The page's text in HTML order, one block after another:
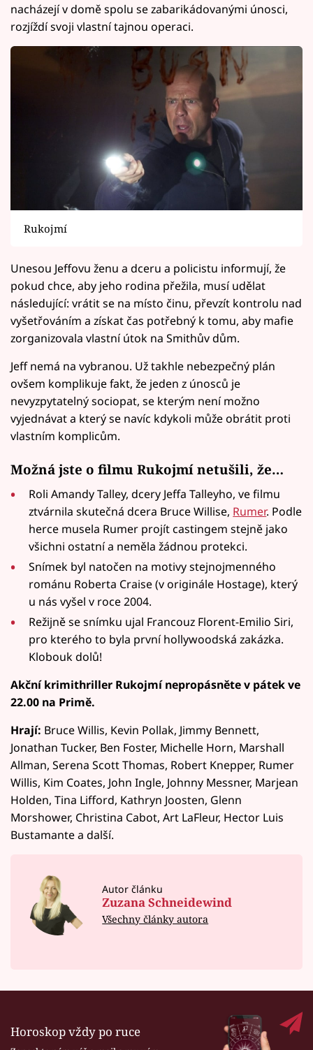
nacházejí v domě spolu se zabarikádovanými únosci,
rozjíždí svoji vlastní tajnou operaci.
Rukojmí
Unesou Jeffovu ženu a dceru a policistu informují, že
pokud chce, aby jeho rodina přežila, musí udělat
následující: vrátit se na místo činu, převzít kontrolu nad
vyšetřováním a získat čas potřebný k tomu, aby mafie
zorganizovala vlastní útok na Smithův dům.
Jeff nemá na vybranou. Už takhle nebezpečný plán
ovšem komplikuje fakt, že jeden z únosců je
nevyzpytatelný sociopat, se kterým není možno
vyjednávat a který se navíc kdykoli může obrátit proti
vlastním komplicům.
Možná jste o filmu Rukojmí netušili, že…
Roli Amandy Talley, dcery Jeffa Talleyho, ve filmu
ztvárnila skutečná dcera Bruce Willise, Rumer. Podle
herce musela Rumer projít castingem stejně jako
všichni ostatní a neměla žádnou protekci.
Snímek byl natočen na motivy stejnojmenného
románu Roberta Craise (v originále Hostage), který
u nás vyšel v roce 2004.
Režijně se snímku ujal Francouz Florent-Emilio Siri,
pro kterého to byla první hollywoodská zakázka.
Klobouk dolů!
Akční krimithriller Rukojmí nepropásněte v pátek ve
22.00 na Primě.
Hrají: Bruce Willis, Kevin Pollak, Jimmy Bennett,
Jonathan Tucker, Ben Foster, Michelle Horn, Marshall
Allman, Serena Scott Thomas, Robert Knepper, Rumer
Willis, Kim Coates, John Ingle, Johnny Messner, Marjean
Holden, Tina Lifford, Kathryn Joosten, Glenn
Morshower, Christina Cabot, Art LaFleur, Hector Luis
Bustamante a další.
Autor článku
Zuzana Schneidewind
Všechny články autora
Horoskop vždy po ruce